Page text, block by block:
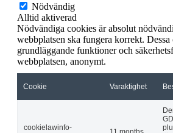
Nödvändig
Alltid aktiverad
Nödvändiga cookies är absolut
webbplatsen ska fungera korrekt. Dessa
grundläggande funktioner och
webbplatsen, anonymt.
Cookie Varaktighet
cookielawinfo-